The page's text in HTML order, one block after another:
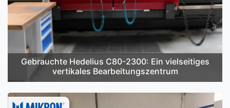
Gebrauchte Hedelius C80-2300: Ein vielseitiges
vertikales Bearbeitungszentrum